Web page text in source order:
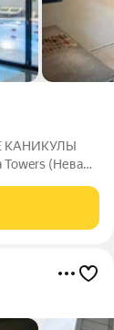
Towers (Нева